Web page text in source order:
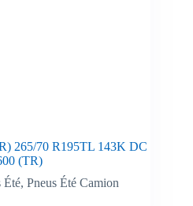
265/70 R195TL 143K DC
(TR)
Été,Pneus Été Camion